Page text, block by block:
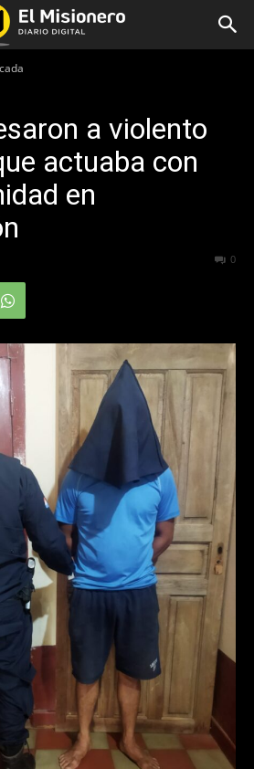
a violento
actuaba con
en
0